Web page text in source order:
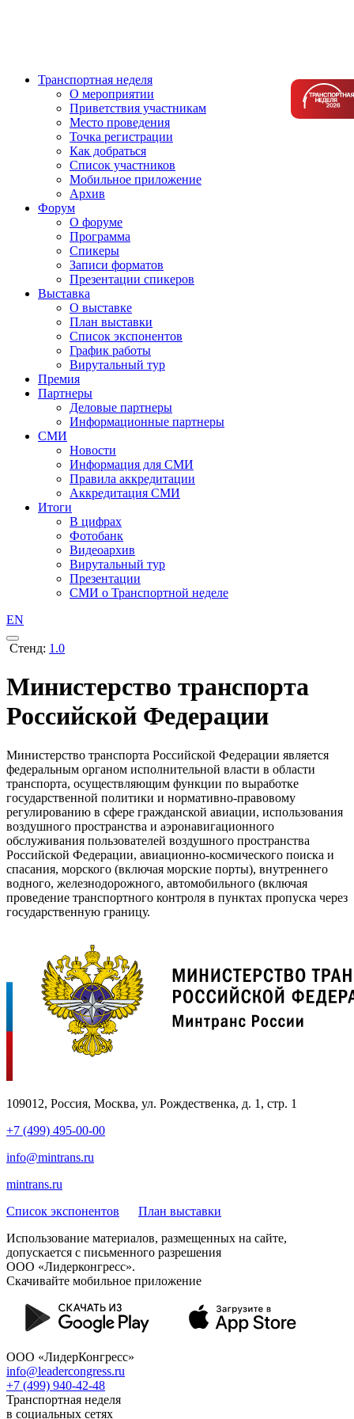
Транспортная неделя
О мероприятии
Приветствия участникам
Место проведения
Точка регистрации
Как добраться
Список участников
Мобильное приложение
Архив
Форум
О форуме
Программа
Спикеры
Записи форматов
Презентации спикеров
Выставка
О выставке
План выставки
Список экспонентов
График работы
Вирутальный тур
Премия
Партнеры
Деловые партнеры
Информационные партнеры
СМИ
Новости
Информация для СМИ
Правила аккредитации
Аккредитация СМИ
Итоги
В цифрах
Фотобанк
Видеоархив
Вирутальный тур
Презентации
СМИ о Транспортной неделе
EN
Стенд: 1.0
Министерство транспорта
Российской Федерации
Министерство транспорта Российской Федерации является
федеральным органом исполнительной власти в области
транспорта, осуществляющим функции по выработке
государственной политики и нормативно-правовому
регулированию в сфере гражданской авиации, использования
воздушного пространства и аэронавигационного
обслуживания пользователей воздушного пространства
Российской Федерации, авиационно-космического поиска и
спасания, морского (включая морские порты), внутреннего
водного, железнодорожного, автомобильного (включая
проведение транспортного контроля в пунктах пропуска через
государственную границу.
109012, Россия, Москва, ул. Рождественка, д. 1, стр. 1
+7 (499) 495-00-00
info@mintrans.ru
mintrans.ru
Список экспонентов
План выставки
Использование материалов, размещенных на сайте,
допускается с письменного разрешения
ООО «Лидерконгресс».
Скачивайте мобильное приложение
ООО «ЛидерКонгресс»
info@leadercongress.ru
+7 (499) 940-42-48
Транспортная неделя
в социальных сетях